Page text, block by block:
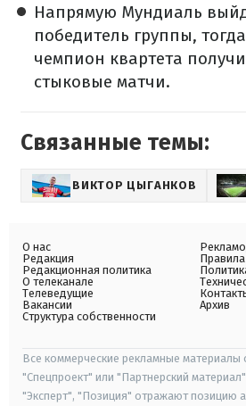
Напрямую Мундиаль
победитель группы,
чемпион квартета
стыковые матчи.
Связанные темы:
ВИКТОР ЦЫГАНКОВ
О нас
Редакция
Редакционная политика
О телеканале
Телеведущие
Вакансии
Структура собственности
Архив
Все коммерческие рекламные
"Спецпроект" или "Партнерский
"Эксперт", "Позиция" отражают позицию